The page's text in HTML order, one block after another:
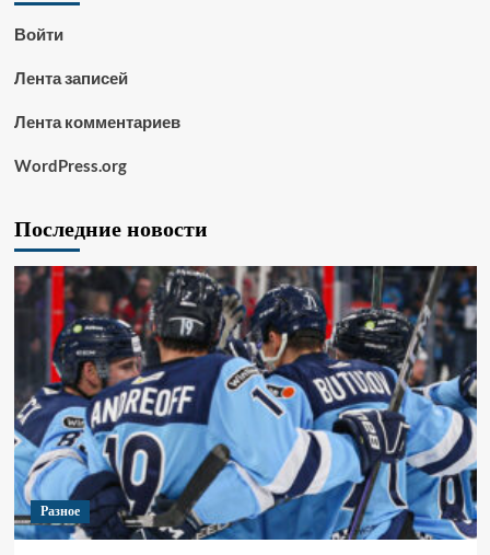
Войти
Лента записей
Лента комментариев
WordPress.org
Последние новости
Разное